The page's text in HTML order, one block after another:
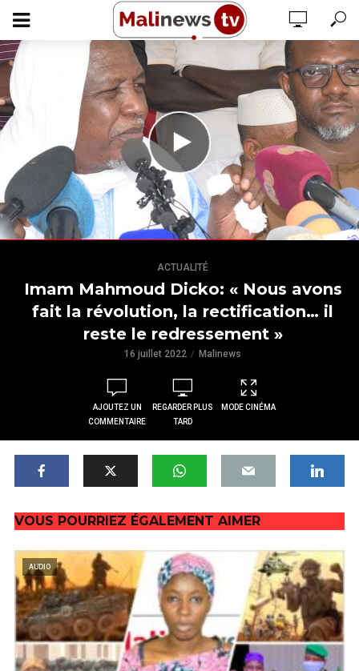
ACTUALITÉ
Imam Mahmoud Dicko: « Nous avons
fait la révolution, la rectification… il
reste le redressement »
16 juillet 2022 Malinews
AJOUTEZ UN
COMMENTAIRE
REGARDER PLUS
TARD
MODE CINÉMA
VOUS POURRIEZ ÉGALEMENT AIMER
AUDIO